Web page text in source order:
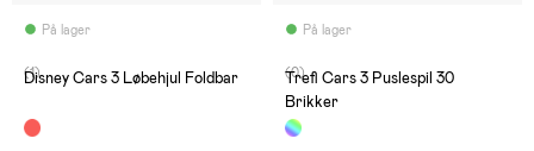
På lager
(1)
Disney Cars 3 Løbehjul Foldbar
På lager
(0)
Trefl Cars 3 Puslespil 30
Brikker